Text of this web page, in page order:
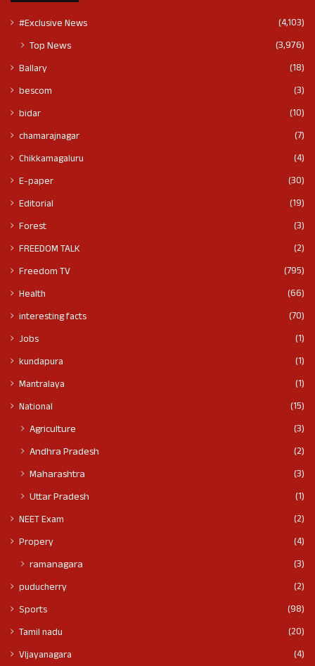
#Exclusive News (4,103)
Top News (3,976)
Ballary
(18)
bescom
(3)
bidar
(10)
chamarajnagar
(7)
Chikkamagaluru
(4)
E-paper
(30)
Editorial
(19)
Forest
(3)
FREEDOM TALK
(2)
Freedom TV
(795)
Health
(66)
interesting facts
(70)
Jobs
(1)
kundapura
(1)
Mantralaya
(1)
National
(15)
Agriculture
(3)
Andhra Pradesh
(2)
Maharashtra
(3)
Uttar Pradesh
(1)
NEET Exam
(2)
Propery
(4)
ramanagara (3)
puducherry
(2)
Sports
(98)
Tamil nadu
(20)
VIjayanagara
(4)